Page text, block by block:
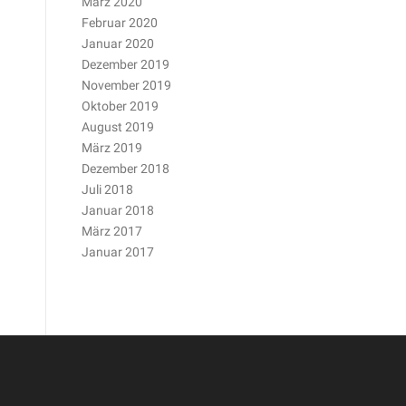
Februar 2020
Januar 2020
Dezember 2019
November 2019
Oktober 2019
August 2019
März 2019
Dezember 2018
Juli 2018
Januar 2018
März 2017
Januar 2017